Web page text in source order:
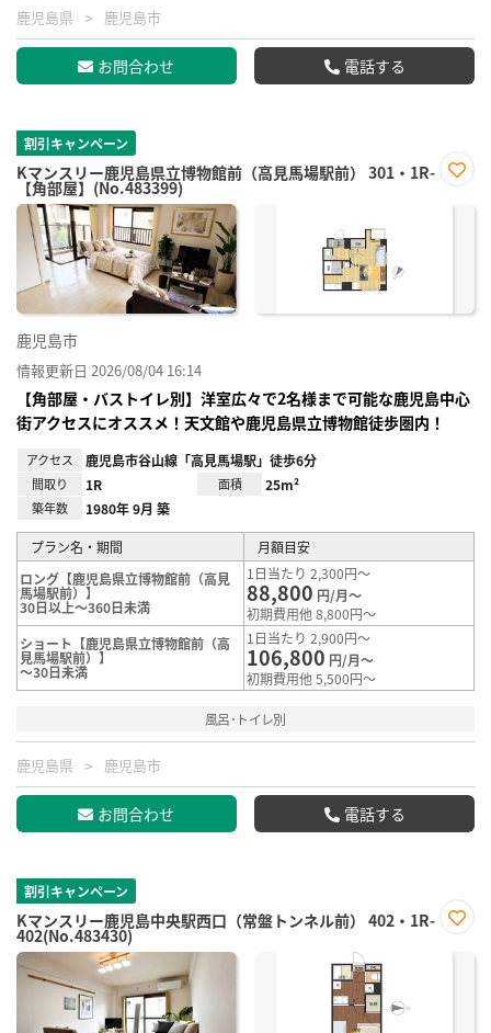
鹿児島県 鹿児島市
お問合わせ 電話する
割引キャンペーン
Kマンスリー鹿児島県立博物館前（高見馬場駅前） 301・1R-
【角部屋】(No.483399)
に入
鹿児島市
情報更新日 2026/08/04 16:14
【角部屋・バストイレ別】洋室広々で2名様まで可能な鹿児島中心
街アクセスにオススメ！天文館や鹿児島県立博物館徒歩圏内！
アクセス 鹿児島市谷山線「高見馬場駅」徒歩6分
間取り 1R 面積 25m²
築年数 1980年 9月 築
プラン名・期間
月額目安
ロング【鹿児島県立博物館前（高見
馬場駅前）】
30日以上～360日未満
1日当たり 2,300円～
88,800 円/月～
初期費用他 8,800円～
ショート【鹿児島県立博物館前（高
見馬場駅前）】
～30日未満
1日当たり 2,900円～
106,800 円/月～
初期費用他 5,500円～
風呂･トイレ別
鹿児島県 鹿児島市
お問合わせ 電話する
割引キャンペーン
Kマンスリー鹿児島中央駅西口（常盤トンネル前） 402・1R-
402(No.483430)
に入